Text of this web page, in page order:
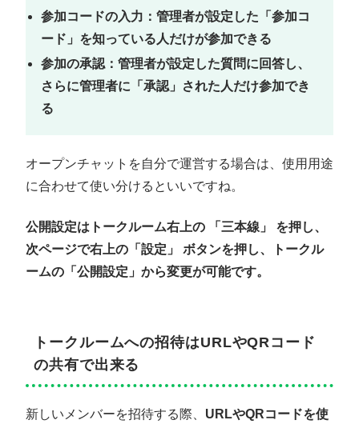
参加コードの入力：管理者が設定した「参加コ
ード」を知っている人だけが参加できる
参加の承認：管理者が設定した質問に回答し、
さらに管理者に「承認」された人だけ参加でき
る
オープンチャットを自分で運営する場合は、使用用途
に合わせて使い分けるといいですね。
公開設定はトークルーム右上の 「三本線」 を押し、
次ページで右上の「設定」 ボタンを押し、トークル
ームの「公開設定」から変更が可能です。
トークルームへの招待はURLやQRコード
の共有で出来る
新しいメンバーを招待する際、 URLやQRコードを使